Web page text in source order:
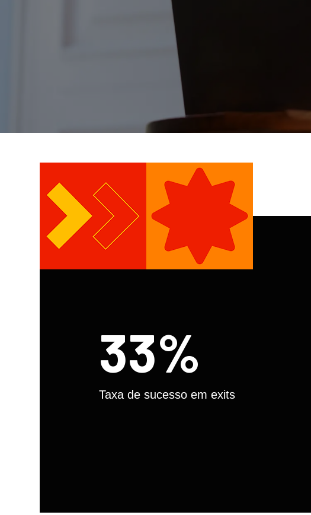
33%
Taxa de sucesso em exits